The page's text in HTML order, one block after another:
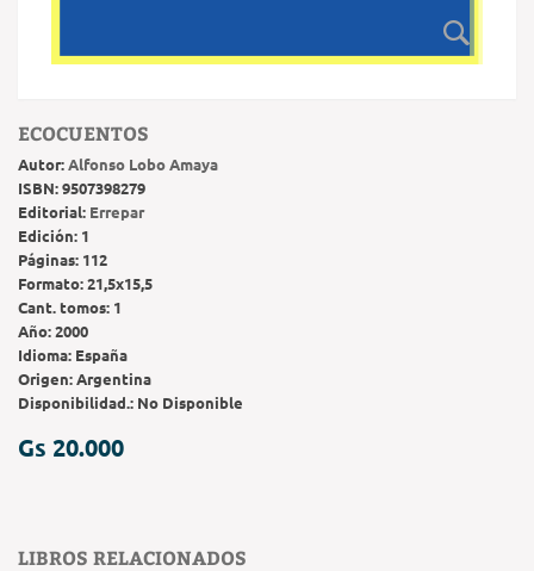
ECOCUENTOS
Autor:Alfonso Lobo Amaya
ISBN:9507398279
Editorial: Errepar
Edición: 1
Páginas: 112
Formato:21,5x15,5
Cant. tomos: 1
Año:2000
Idioma: España
Origen:Argentina
Disponibilidad.: No Disponible
Gs 20.000
LIBROS RELACIONADOS